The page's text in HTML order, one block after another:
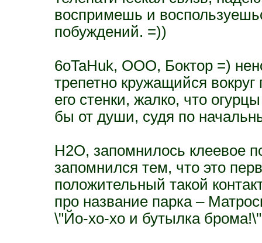
воспримешь и
побуждений. =))
6oTaHuk, ООО, Боктор =)
трепетно кружащийся
его стенки, жалко, что
бы от души, судя по
H2O, запомнилось клеевое
запомнился тем, что это
положительный такой
про название парка –
\"Йо-хо-хо и бутылка